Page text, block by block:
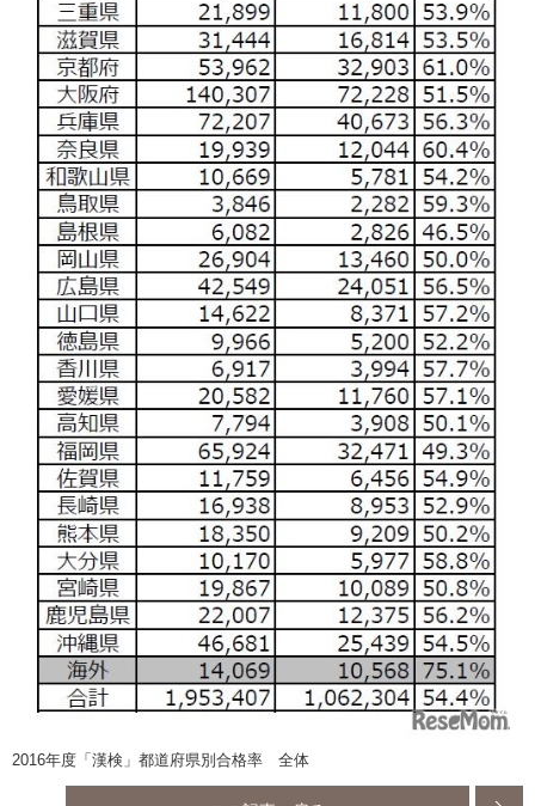
2016年度「漢検」都道府県別合格率 全体